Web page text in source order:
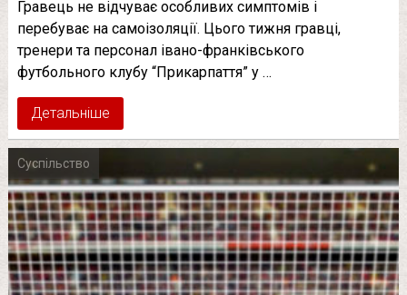
Гравець не відчуває особливих симптомів і
перебуває на самоізоляції. Цього тижня гравці,
тренери та персонал івано-франківського
футбольного клубу “Прикарпаття” у …
Детальніше
Суспільство